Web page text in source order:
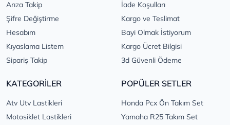
Arıza Takip
Şifre Değiştirme
Hesabım
Kıyaslama Listem
Sipariş Takip
İade Koşulları
Kargo ve Teslimat
Bayi Olmak İstiyorum
Kargo Ücret Bilgisi
3d Güvenli Ödeme
KATEGORİLER
Atv Utv Lastikleri
Motosiklet Lastikleri
POPÜLER SETLER
Honda Pcx Ön Takım Set
Yamaha R25 Takım Set